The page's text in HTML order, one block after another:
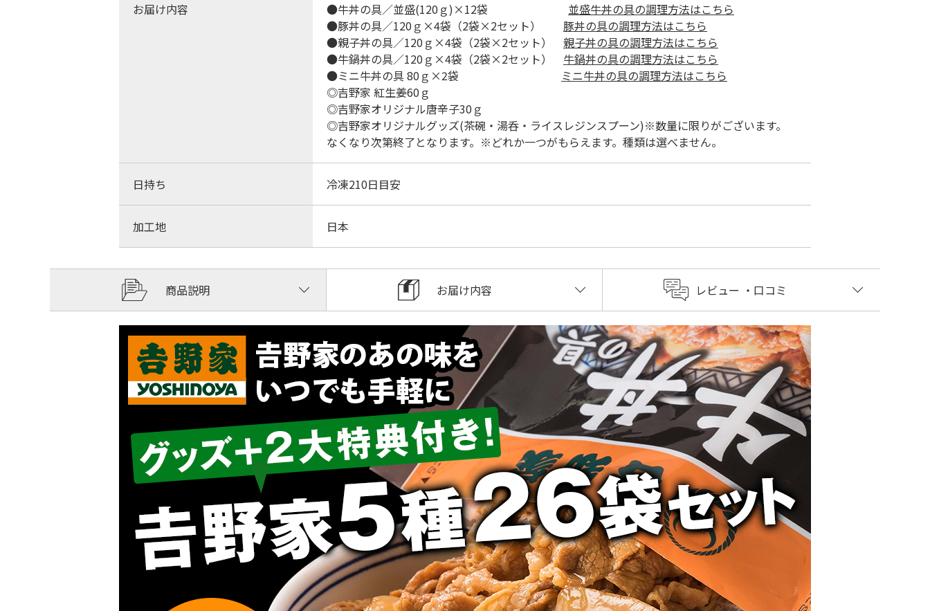
お届け内容 ●牛丼の具／並盛(120ｇ)×12袋 並盛牛丼の具の調理方法はこちら
●豚丼の具／120ｇ×4袋（2袋×2セット） 豚丼の具の調理方法はこちら
●親子丼の具／120ｇ×4袋（2袋×2セット） 親子丼の具の調理方法はこちら
●牛鍋丼の具／120ｇ×4袋（2袋×2セット） 牛鍋丼の具の調理方法はこちら
●ミニ牛丼の具 80ｇ×2袋 ミニ牛丼の具の調理方法はこちら
◎吉野家 紅生姜60ｇ
◎吉野家オリジナル唐辛子30ｇ
◎吉野家オリジナルグッズ(茶碗・湯呑・ライスレジンスプーン)※数量に限りがございます。
なくなり次第終了となります。※どれか一つがもらえます。種類は選べません。
日持ち 冷凍210日目安
加工地 日本
商品説明 お届け内容 レビュー ・口コミ